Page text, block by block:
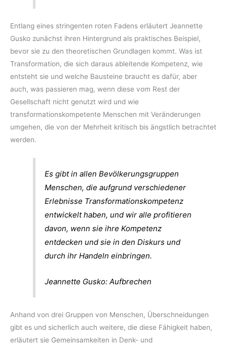
Entlang eines stringenten roten Fadens erläutert Jeannette
Gusko zunächst ihren Hintergrund als praktisches Beispiel,
bevor sie zu den theoretischen Grundlagen kommt. Was ist
Transformation, die sich daraus ableitende Kompetenz, wie
entsteht sie und welche Bausteine braucht es dafür, aber
auch, was passieren mag, wenn diese vom Rest der
Gesellschaft nicht genutzt wird und wie
transformationskompetente Menschen mit Veränderungen
umgehen, die von der Mehrheit kritisch bis ängstlich betrachtet
werden.
Es gibt in allen Bevölkerungsgruppen
Menschen, die aufgrund verschiedener
Erlebnisse Transformationskompetenz
entwickelt haben, und wir alle profitieren
davon, wenn sie ihre Kompetenz
entdecken und sie in den Diskurs und
durch ihr Handeln einbringen.
Jeannette Gusko: Aufbrechen
Anhand von drei Gruppen von Menschen, Überschneidungen
gibt es und sicherlich auch weitere, die diese Fähigkeit haben,
erläutert sie Gemeinsamkeiten in Denk- und